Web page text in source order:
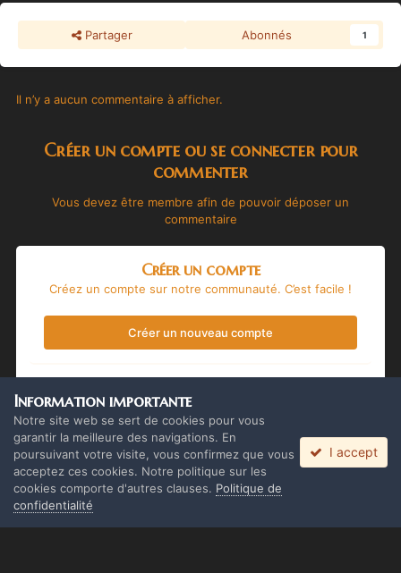
Partager Abonnés 1
Il n’y a aucun commentaire à afficher.
Créer un compte ou se connecter pour
commenter
Vous devez être membre afin de pouvoir déposer un
commentaire
Créer un compte
Créez un compte sur notre communauté. C’est facile !
Créer un nouveau compte
Vous avez déjà un compte ? Connectez-vous ici.
Connectez-vous maintenant
Information importante
Notre site web se sert de cookies pour vous
garantir la meilleure des navigations. En
poursuivant votre visite, vous confirmez que vous
acceptez ces cookies. Notre politique sur les
cookies comporte d'autres clauses. Politique de
confidentialité
I accept